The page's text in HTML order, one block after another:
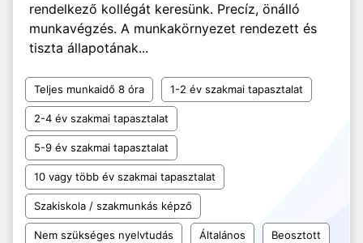
rendelkező kollégát keresünk. Precíz, önálló
munkavégzés. A munkakörnyezet rendezett és
tiszta állapotának...
Teljes munkaidő 8 óra 1-2 év szakmai tapasztalat
2-4 év szakmai tapasztalat
5-9 év szakmai tapasztalat
10 vagy több év szakmai tapasztalat
Szakiskola / szakmunkás képző
Nem szükséges nyelvtudás Általános Beosztott